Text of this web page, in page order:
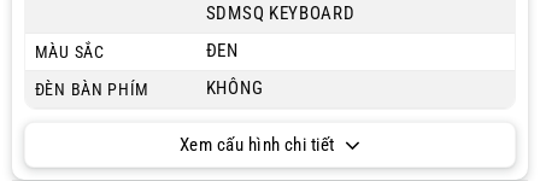
SDMSQ KEYBOARD
MÀU SẮC ĐEN
ĐÈN BÀN PHÍM KHÔNG
Xem cấu hình chi tiết